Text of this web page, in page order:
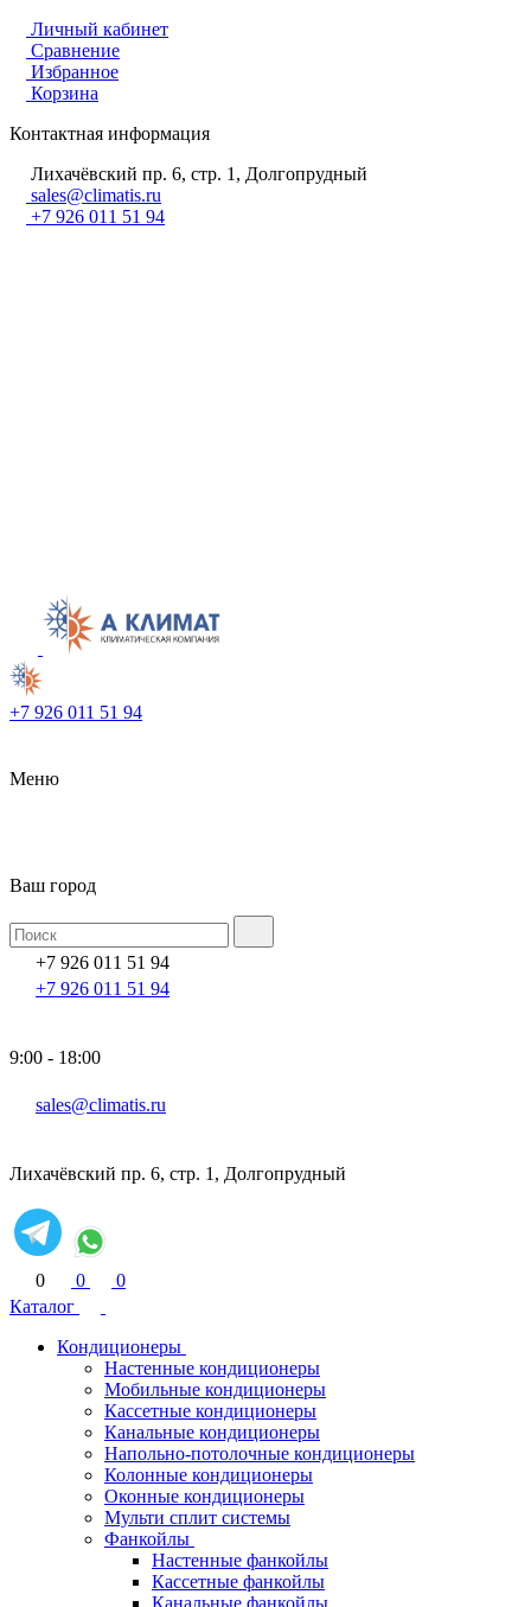
Личный кабинет
Сравнение
Избранное
Корзина
Контактная информация
Лихачёвский пр. 6, стр. 1, Долгопрудный
sales@climatis.ru
+7 926 011 51 94
+7 926 011 51 94
Меню
Ваш город
+7 926 011 51 94
+7 926 011 51 94
9:00 - 18:00
sales@climatis.ru
Лихачёвский пр. 6, стр. 1, Долгопрудный
0 0
0
Каталог
Кондиционеры
Настенные кондиционеры
Мобильные кондиционеры
Кассетные кондиционеры
Канальные кондиционеры
Напольно-потолочные кондиционеры
Колонные кондиционеры
Оконные кондиционеры
Мульти сплит системы
Фанкойлы
Настенные фанкойлы
Кассетные фанкойлы
Канальные фанкойлы